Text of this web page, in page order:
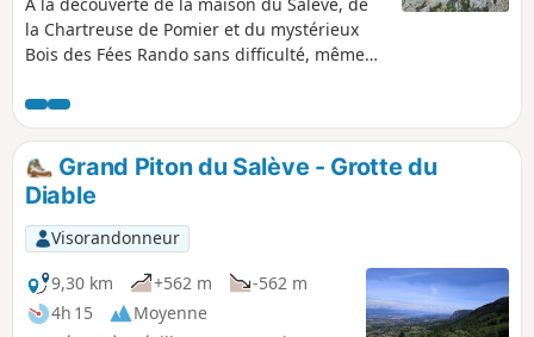
À la découverte de la maison du Salève, de
la Chartreuse de Pomier et du mystérieux
Bois des Fées Rando sans difficulté, même
Grand Piton du Salève - Grotte du
Diable
Visorandonneur
9,30 km
+562 m
-562 m
4h 15
Moyenne